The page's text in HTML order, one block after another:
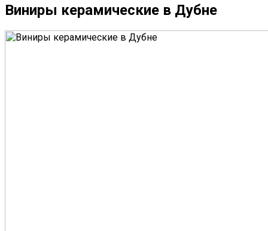
Виниры керамические в Дубне